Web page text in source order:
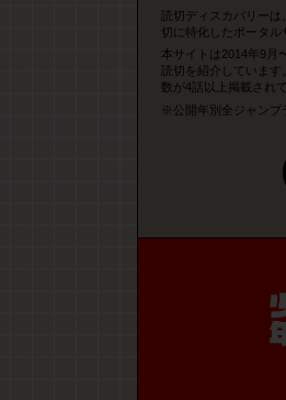
読切ディスカバリー
切に特化したポータル
本サイトは2014年9月
読切を紹介していま
数が4話以上掲載され
※公開年別全ジャンプ